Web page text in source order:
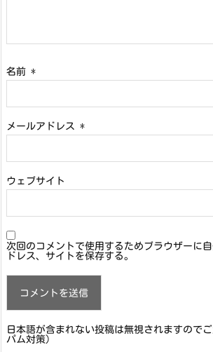
名前 *
メールアドレス *
ウェブサイト
次回のコメントで使用するためブラウザーに
ドレス、サイトを保存する。
日本語が含まれない投稿は無視されますので
パム対策）